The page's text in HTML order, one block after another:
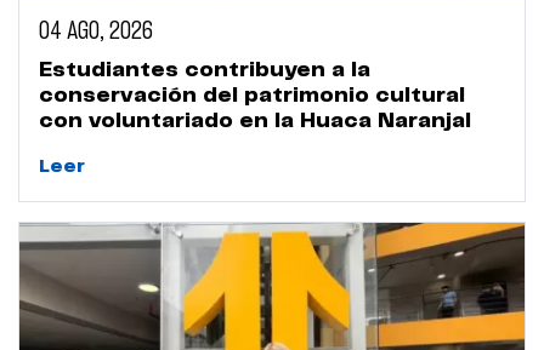
04 AGO, 2026
Estudiantes contribuyen a la
conservación del patrimonio cultural
con voluntariado en la Huaca Naranjal
Leer